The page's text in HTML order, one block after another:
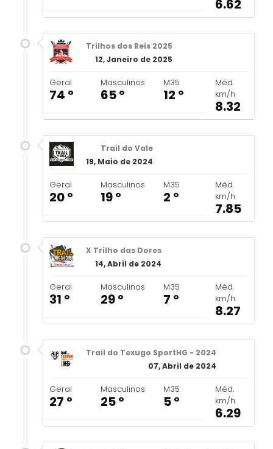
6.62
Trilhos dos Reis 2025
12, Janeiro de 2025
Geral
74 º
Masculinos
65 º
M35
12 º
Méd.
km/h
8.32
Trail do Vale
19, Maio de 2024
Geral
20 º
Masculinos
19 º
M35
2 º
Méd.
km/h
7.85
X Trilho das Dores
14, Abril de 2024
Geral
31 º
Masculinos
29 º
M35
7 º
Méd.
km/h
8.27
Trail do Texugo SportHG - 2024
07, Abril de 2024
Geral
27 º
Masculinos
25 º
M35
5 º
Méd.
km/h
6.29